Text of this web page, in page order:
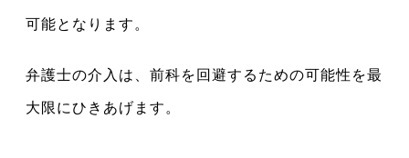
可能となります。
弁護士の介入は、前科を回避するための可能性を最
大限にひきあげます。